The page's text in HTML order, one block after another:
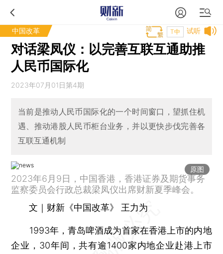
中国改革 试听
T中
对话梁凤仪：以完善互联互通助推
人民币国际化
2023年07月01日第4期
当前是推动人民币国际化的一个时间窗口，望抓住机
遇、推动港股人民币柜台业务，并以更快步伐完善各
互联互通机制
原图
2023年6月9日，中国香港，香港证券及期货事务
监察委员会行政总裁梁凤仪出席财新夏季峰会。
文｜财新《中国改革》 王力为
1993年，青岛啤酒成为首家在香港上市的内地
企业，30年间，共有逾1400家内地企业赴港上市